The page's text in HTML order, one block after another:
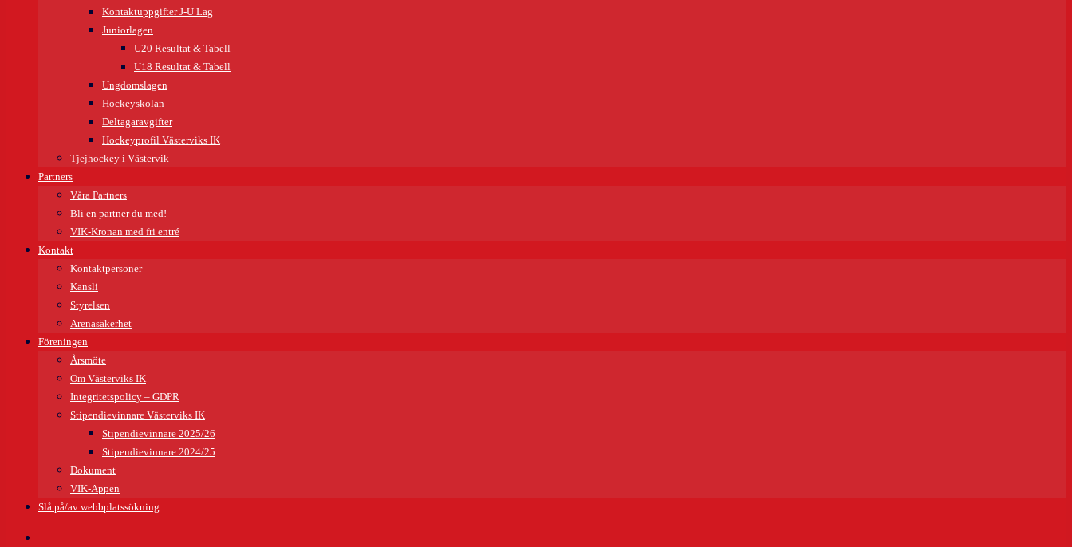
Kontaktuppgifter J-U Lag
Juniorlagen
U20 Resultat & Tabell
U18 Resultat & Tabell
Ungdomslagen
Hockeyskolan
Deltagaravgifter
Hockeyprofil Västerviks IK
Tjejhockey i Västervik
Partners
Våra Partners
Bli en partner du med!
VIK-Kronan med fri entré
Kontakt
Kontaktpersoner
Kansli
Styrelsen
Arenasäkerhet
Föreningen
Årsmöte
Om Västerviks IK
Integritetspolicy – GDPR
Stipendievinnare Västerviks IK
Stipendievinnare 2025/26
Stipendievinnare 2024/25
Dokument
VIK-Appen
Slå på/av webbplatssökning